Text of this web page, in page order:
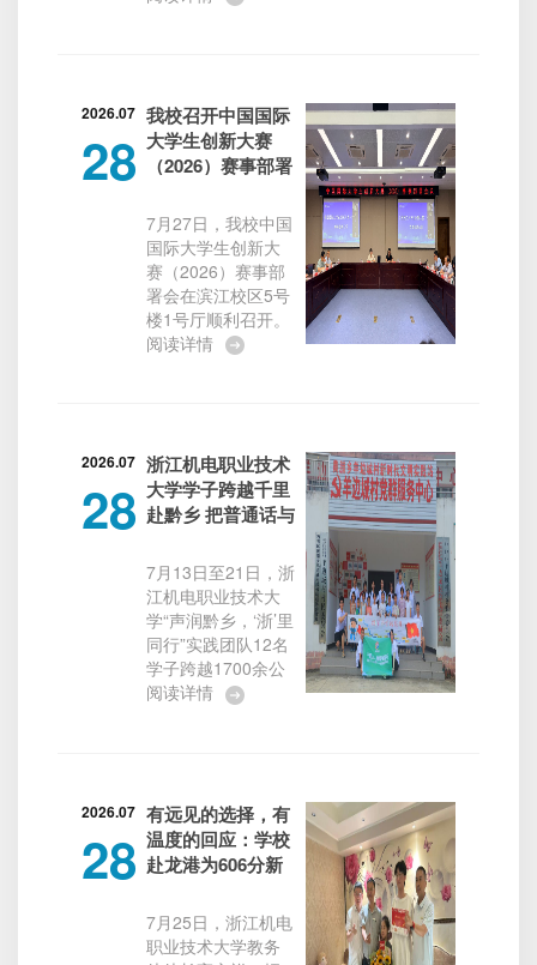
校区综合楼四楼报
告厅顺利举行。浙
江机电职业技术大
业技术学院装备制
造与车辆工程学院
院长杨坤全、浙江
机电职业技术大学
增材制造学院院长
边浩毅等两校领导
2026.07
28
我校召开中国国际
大学生创新大赛
（2026）赛事部署
坚备赛工作
7月27日，我校中国
国际大学生创新大
赛（2026）赛事部
署会在滨江校区5号
楼1号厅顺利召开。
副校长孙丽园出席
生代表参会。会议
由创新创业学院院
长林洁主持。本次
读于一体，旨在精
准传达国赛最新文
件精神，系统拆解
2026年度赛事全新
规则，统筹部署暑
期攻坚任务与下一
阅读详情
2026.07
28
浙江机电职业技术
大学学子跨越千里
赴黔乡 把普通话与
族村寨
7月13日至21日，浙
江机电职业技术大
学“声润黔乡，‘浙’里
同行”实践团队12名
学子跨越1700余公
里，一路向西奔赴
话与科技知识带进
布依族村寨。每天
清晨，实践队员便
走访调研。田埂
边、屋檐下，队员
阅读详情
2026.07
28
有远见的选择，有
温度的回应：学校
赴龙港为606分新
7月25日，浙江机电
职业技术大学教务